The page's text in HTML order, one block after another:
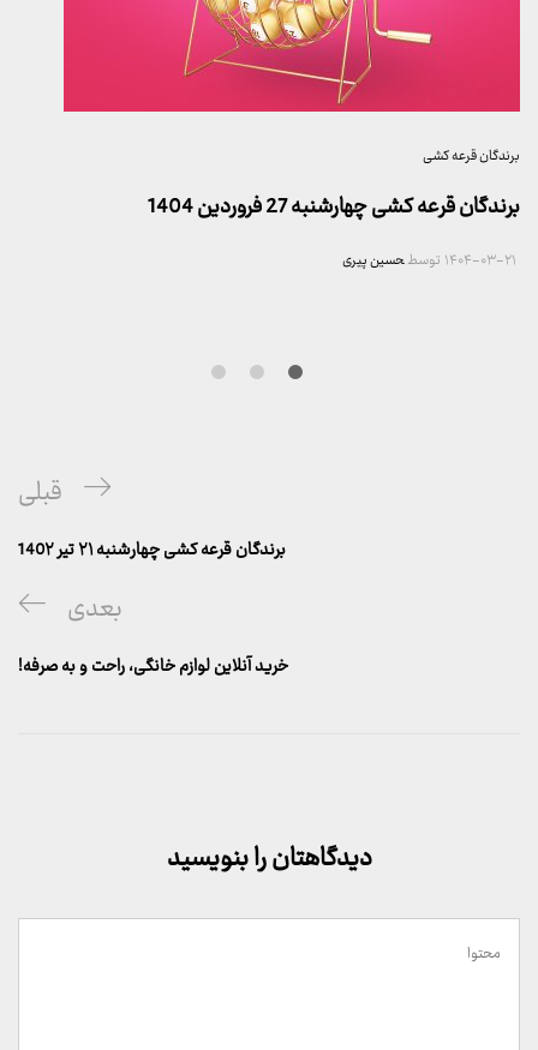
برندگان قرعه کشی
برندگان قرعه کشی چهارشنبه 27 فروردین 1404
۱۴۰۴-۰۳-۲۱ توسطحسین پیری
پست
قبلی
قبلی
برندگان قرعه کشی چهارشنبه ۲۱ تیر 140۲
پست
بعدی
بعدی
خرید آنلاین لوازم خانگی، راحت و به صرفه!
دیدگاهتان را بنویسید